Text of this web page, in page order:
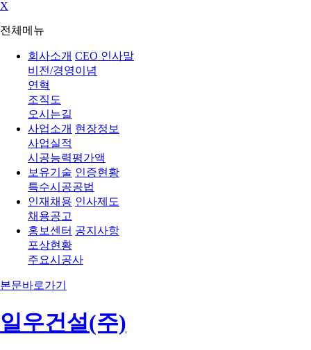
X
전체메뉴
회사소개 CEO 인사말
비전/경영이념
연혁
조직도
오시는길
사업소개 현장정보
사업실적
시공능력평가액
보유기술 인증현황
특수시공공법
인재채용 인사제도
채용공고
홍보센터 공지사항
포상현황
주요시공사
본문바로가기
일우건설(주)